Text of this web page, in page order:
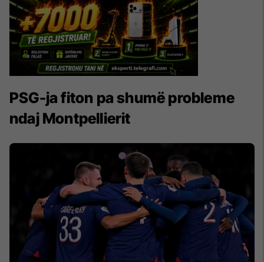
PSG-ja fiton pa shumë probleme
ndaj Montpellierit